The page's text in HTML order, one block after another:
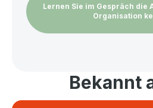
Lernen Sie im Gespräch die
Organisation
Bekannt